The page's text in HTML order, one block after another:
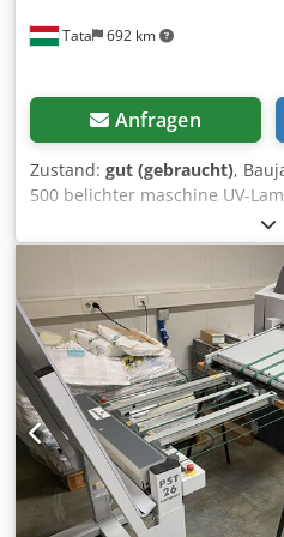
Tata 692 km
Anfragen
Zustand: gut (gebraucht),
500 belichter maschine UV-
Tfs Asck bakterizide Lampen
Kuehlsystem
Finisher Digital Abgasanlage
Hz Abmessungen 108 x 92 x
FINIX 500 ist ein Finishing-
Fotopolymerplatten bis zu 500
Diese Fertigstellungseinheit
UV-Lampen aufweist und -
rostfreiem Stahl, die nach
Verarbeitung erzeugt wird,
Belichtung, Belichtung,
ueblicherweise FLEXO
wird. Wenn der normale